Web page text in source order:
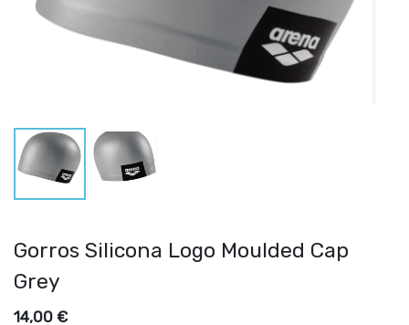
Gorros Silicona Logo Moulded Cap
Grey
14,00 €